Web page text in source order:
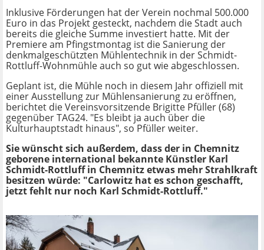
Inklusive Förderungen hat der Verein nochmal 500.000
Euro in das Projekt gesteckt, nachdem die Stadt auch
bereits die gleiche Summe investiert hatte. Mit der
Premiere am Pfingstmontag ist die Sanierung der
denkmalgeschützten Mühlentechnik in der Schmidt-
Rottluff-Wohnmühle auch so gut wie abgeschlossen.
Geplant ist, die Mühle noch in diesem Jahr offiziell mit
einer Ausstellung zur Mühlensanierung zu eröffnen,
berichtet die Vereinsvorsitzende Brigitte Pfüller (68)
gegenüber TAG24. "Es bleibt ja auch über die
Kulturhauptstadt hinaus", so Pfüller weiter.
Sie wünscht sich außerdem, dass der in Chemnitz
geborene international bekannte Künstler Karl
Schmidt-Rottluff in Chemnitz etwas mehr Strahlkraft
besitzen würde: "Carlowitz hat es schon geschafft,
jetzt fehlt nur noch Karl Schmidt-Rottluff."